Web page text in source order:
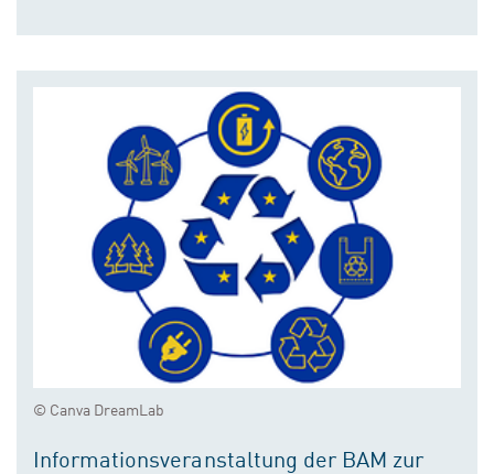
© Canva DreamLab
Informationsveranstaltung der BAM zur